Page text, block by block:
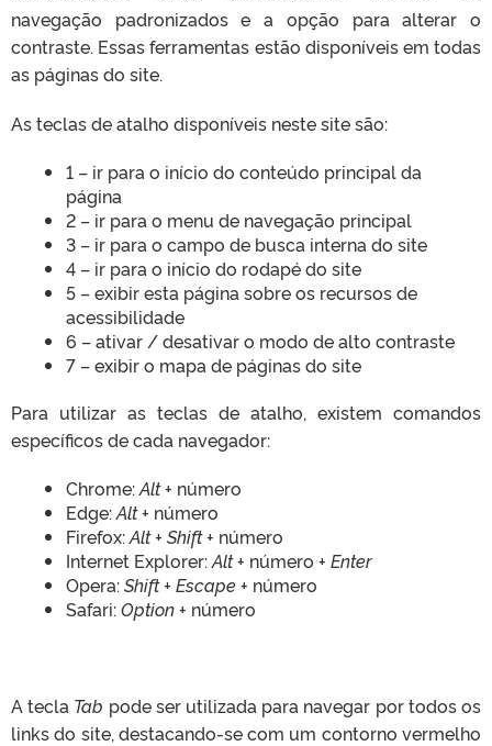
navegação padronizados e a opção para alterar o
contraste. Essas ferramentas estão disponíveis em todas
as páginas do site.
As teclas de atalho disponíveis neste site são:
1 – ir para o início do conteúdo principal da
página
2 – ir para o menu de navegação principal
3 – ir para o campo de busca interna do site
4 – ir para o início do rodapé do site
5 – exibir esta página sobre os recursos de
acessibilidade
6 – ativar / desativar o modo de alto contraste
7 – exibir o mapa de páginas do site
Para utilizar as teclas de atalho, existem comandos
específicos de cada navegador:
Chrome:Alt+ número
Edge:Alt+ número
Firefox:Alt + Shift+ número
Internet Explorer:Alt+ número + Enter
Opera:Shift + Escape+ número
Safari:Option+ número
A tecla Tab pode ser utilizada para navegar por todos os
links do site, destacando-se com um contorno vermelho